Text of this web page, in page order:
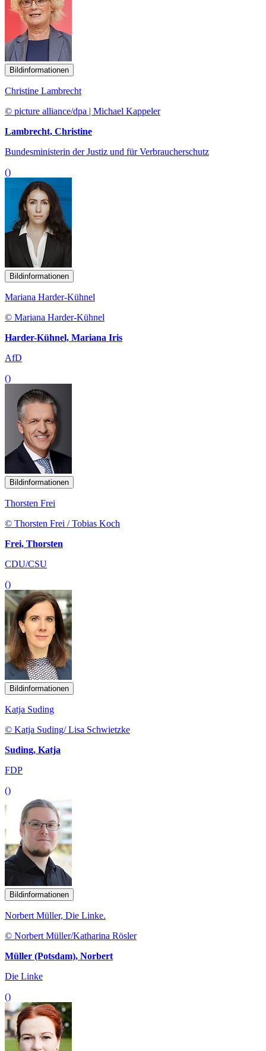
Bildinformationen
Christine Lambrecht
© picture alliance/dpa | Michael Kappeler
Lambrecht, Christine
Bundesministerin der Justiz und für Verbraucherschutz
()
Bildinformationen
Mariana Harder-Kühnel
© Mariana Harder-Kühnel
Harder-Kühnel, Mariana Iris
AfD
()
Bildinformationen
Thorsten Frei
© Thorsten Frei / Tobias Koch
Frei, Thorsten
CDU/CSU
()
Bildinformationen
Katja Suding
© Katja Suding/ Lisa Schwietzke
Suding, Katja
FDP
()
Bildinformationen
Norbert Müller, Die Linke.
© Norbert Müller/Katharina Rösler
Müller (Potsdam), Norbert
Die Linke
()